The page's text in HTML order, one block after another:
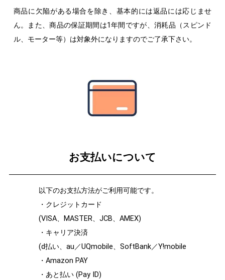
商品に欠陥がある場合を除き、基本的には返品には応じませ
ん。また、商品の保証期間は1年間ですが、消耗品（スピンド
ル、モーター等）は対象外になりますのでご了承下さい。
お支払いについて
以下のお支払方法がご利用可能です。
・クレジットカード
(VISA、MASTER、JCB、AMEX)
・キャリア決済
(d払い、au／UQmobile、SoftBank／Y!mobile
・Amazon PAY
・あと払い (Pay ID)